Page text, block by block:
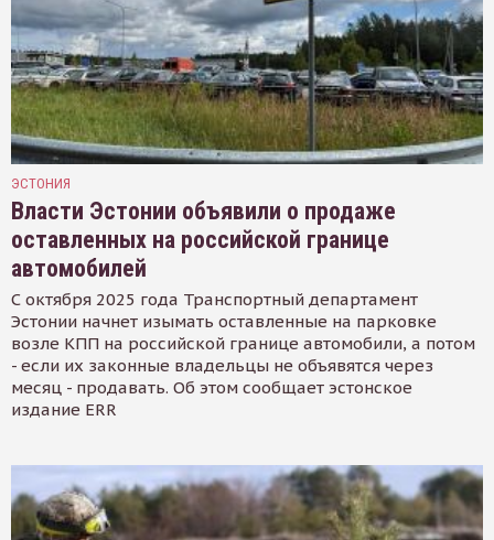
ЭСТОНИЯ
Власти Эстонии объявили о продаже
оставленных на российской границе
автомобилей
С октября 2025 года Транспортный департамент
Эстонии начнет изымать оставленные на парковке
возле КПП на российской границе автомобили, а потом
- если их законные владельцы не объявятся через
месяц - продавать. Об этом сообщает эстонское
издание ERR